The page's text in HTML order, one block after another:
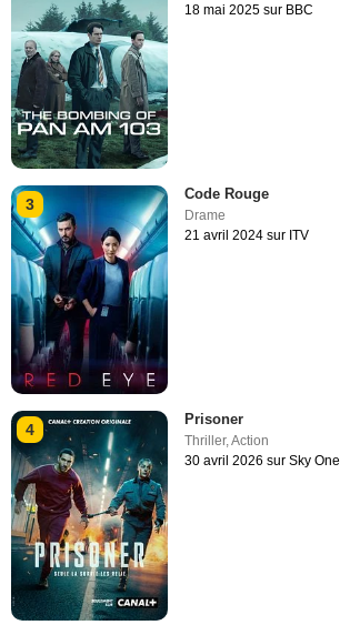
18 mai 2025 sur BBC
3
Code Rouge
Drame
21 avril 2024 sur ITV
4
Prisoner
Thriller,Action
30 avril 2026 sur Sky One